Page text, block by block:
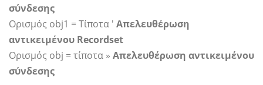
σύνδεσης
Ορισμός obj1 = Τίποτα ' Απελευθέρωση
αντικειμένου Recordset
Ορισμός obj = τίποτα » Απελευθέρωση αντικειμένου
σύνδεσης